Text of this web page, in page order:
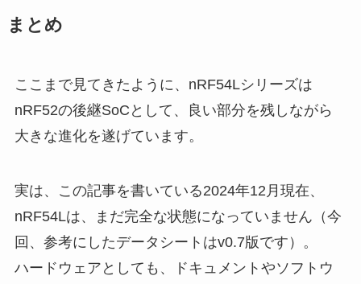
まとめ
ここまで見てきたように、nRF54Lシリーズは
nRF52の後継SoCとして、良い部分を残しながら
大きな進化を遂げています。
実は、この記事を書いている2024年12月現在、
nRF54Lは、まだ完全な状態になっていません（今
回、参考にしたデータシートはv0.7版です）。
ハードウェアとしても、ドキュメントやソフトウ